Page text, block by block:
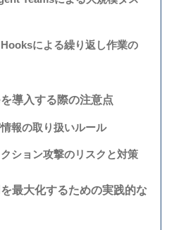
による繰り返し作業の
導入する際の注意点
報の取り扱いルール
ション攻撃のリスクと対策
最大化するための実践的な